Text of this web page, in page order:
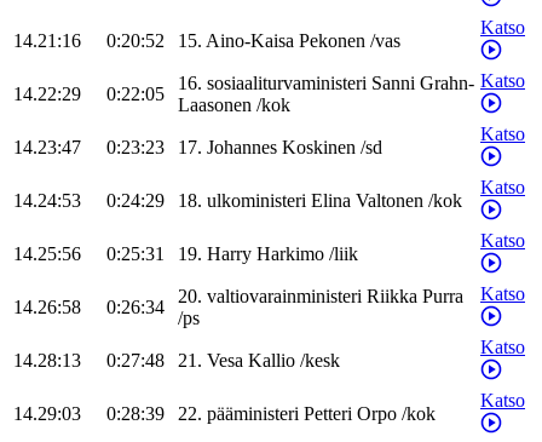
14.21:16 0:20:52 15. Aino-Kaisa Pekonen /vas
Katso
14.22:29 0:22:05
16. sosiaaliturvaministeri Sanni Grahn-
Laasonen /kok
Katso
14.23:47 0:23:23 17. Johannes Koskinen /sd
Katso
14.24:53 0:24:29 18. ulkoministeri Elina Valtonen /kok
Katso
14.25:56 0:25:31 19. Harry Harkimo /liik
Katso
14.26:58 0:26:34
20. valtiovarainministeri Riikka Purra
/ps
Katso
14.28:13 0:27:48 21. Vesa Kallio /kesk
Katso
14.29:03 0:28:39 22. pääministeri Petteri Orpo /kok
Katso